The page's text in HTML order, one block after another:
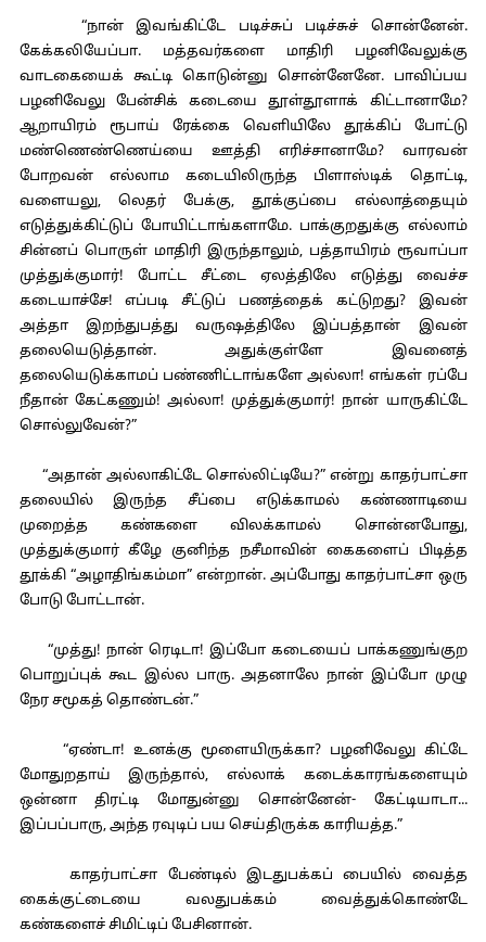
“நான் இவங்கிட்டே படிச்சுப் படிச்சுச் சொன்னேன்.
கேக்கலியேப்பா. மத்தவர்களை மாதிரி பழனிவேலுக்கு
வாடகையைக் கூட்டி கொடுன்னு சொன்னேனே. பாவிப்பய
பழனிவேலு பேன்சிக் கடையை தூள்தூளாக் கிட்டானாமே?
ஆறாயிரம் ரூபாய் ரேக்கை வெளியிலே தூக்கிப் போட்டு
மண்ணெண்ணெய்யை ஊத்தி எரிச்சானாமே? வாரவன்
போறவன் எல்லாம கடையிலிருந்த பிளாஸ்டிக் தொட்டி,
வளையலு, லெதர் பேக்கு, தூக்குப்பை எல்லாத்தையும்
எடுத்துக்கிட்டுப் போயிட்டாங்களாமே. பாக்குறதுக்கு எல்லாம்
சின்னப் பொருள் மாதிரி இருந்தாலும், பத்தாயிரம் ரூவாப்பா
முத்துக்குமார்! போட்ட சீட்டை ஏலத்திலே எடுத்து வைச்ச
கடையாச்சே! எப்படி சீட்டுப் பணத்தைக் கட்டுறது? இவன்
அத்தா இறந்துபத்து வருஷத்திலே இப்பத்தான் இவன்
தலையெடுத்தான். அதுக்குள்ளே இவனைத்
தலையெடுக்காமப் பண்ணிட்டாங்களே அல்லா! எங்கள் ரப்பே
நீதான் கேட்கணும்! அல்லா! முத்துக்குமார்! நான் யாருகிட்டே
சொல்லுவேன்?”
“அதான் அல்லாகிட்டே சொல்லிட்டியே?” என்று காதர்பாட்சா
தலையில் இருந்த சீப்பை எடுக்காமல் கண்ணாடியை
முறைத்த கண்களை விலக்காமல் சொன்னபோது,
முத்துக்குமார் கீழே குனிந்த நசீமாவின் கைகளைப் பிடித்த
தூக்கி “அழாதிங்கம்மா” என்றான். அப்போது காதர்பாட்சா ஒரு
போடு போட்டான்.
“முத்து! நான் ரெடிடா! இப்போ கடையைப் பாக்கணுங்குற
பொறுப்புக் கூட இல்ல பாரு. அதனாலே நான் இப்போ முழு
நேர சமூகத் தொண்டன்.”
“ஏண்டா! உனக்கு மூளையிருக்கா? பழனிவேலு கிட்டே
மோதுறதாய் இருந்தால், எல்லாக் கடைக்காரங்களையும்
ஒன்னா திரட்டி மோதுன்னு சொன்னேன்- கேட்டியாடா...
இப்பப்பாரு, அந்த ரவுடிப் பய செய்திருக்க காரியத்த.”
காதர்பாட்சா பேண்டில் இடதுபக்கப் பையில் வைத்த
கைக்குட்டையை வலதுபக்கம் வைத்துக்கொண்டே
கண்களைச் சிமிட்டிப் பேசினான்.